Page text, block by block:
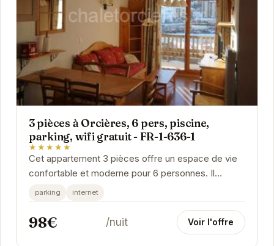
3 pièces à Orcières, 6 pers, piscine,
parking, wifi gratuit - FR-1-636-1
★★★★★
Cet appartement 3 pièces offre un espace de vie
confortable et moderne pour 6 personnes. Il
dispose d'une cuisine entièrement équipée, d'un
salon...
parking internet
98€ /nuit Voir l'offre